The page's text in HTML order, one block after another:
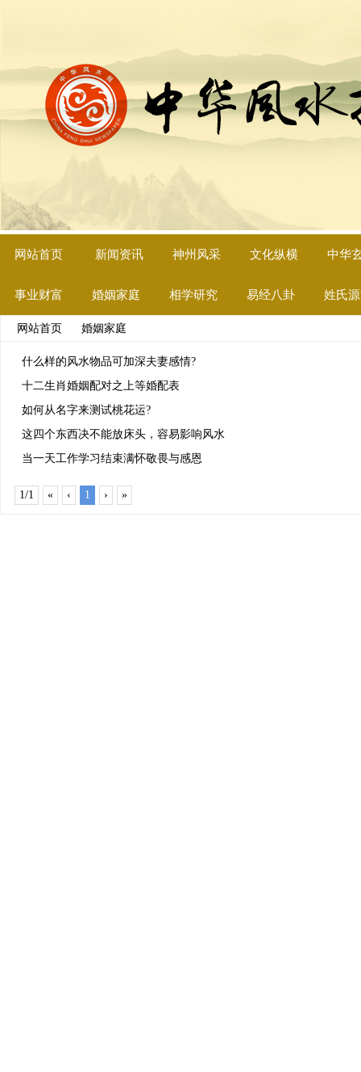
网站首页 新闻资讯 神州风采 文化纵横 中华
事业财富 婚姻家庭 相学研究 易经八卦 姓氏
网站首页 婚姻家庭
什么样的风水物品可加深夫妻感情?
十二生肖婚姻配对之上等婚配表
如何从名字来测试桃花运?
这四个东西决不能放床头，容易影响风水
当一天工作学习结束满怀敬畏与感恩
1/1 « ‹ 1 › »